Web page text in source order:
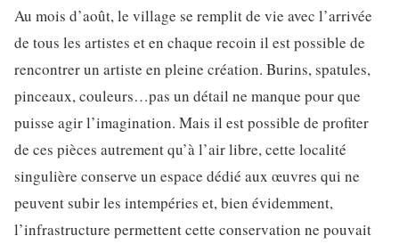
Au mois d’août, le village se remplit de vie avec l’arrivée
de tous les artistes et en chaque recoin il est possible de
rencontrer un artiste en pleine création. Burins, spatules,
pinceaux, couleurs…pas un détail ne manque pour que
puisse agir l’imagination. Mais il est possible de profiter
de ces pièces autrement qu’à l’air libre, cette localité
singulière conserve un espace dédié aux œuvres qui ne
peuvent subir les intempéries et, bien évidemment,
l’infrastructure permettent cette conservation ne pouvait